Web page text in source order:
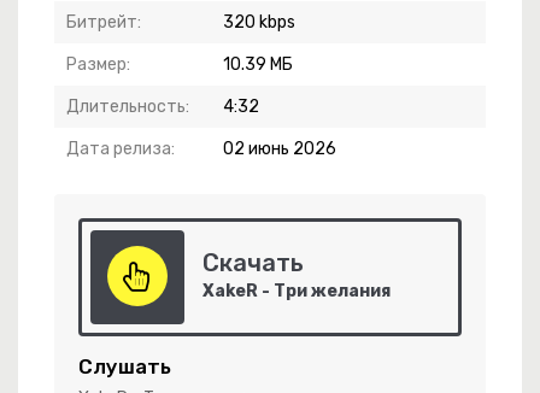
Битрейт: 320 kbps
Размер: 10.39 МБ
Длительность: 4:32
Дата релиза: 02 июнь 2026
Скачать
XakeR - Три желания
Слушать